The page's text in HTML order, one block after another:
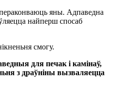
пераконваюць яны. Адпаведна
найперш спосаб
смогу.
для печак і камінаў,
з драўніны вызваляецца